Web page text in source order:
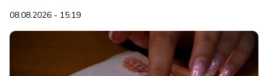
08.08.2026 - 15:19